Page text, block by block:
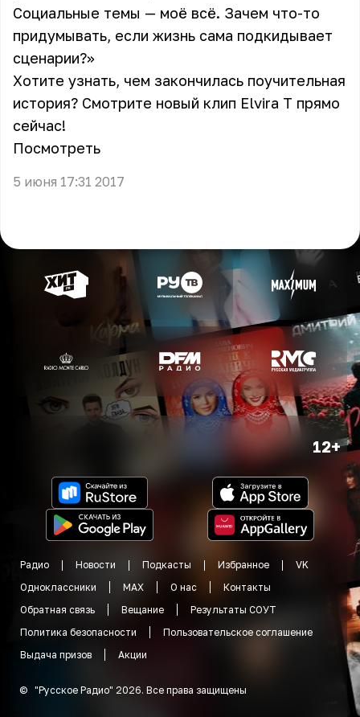
Социальные темы — моё всё. Зачем что-то
придумывать, если жизнь сама подкидывает
сценарии?»
Хотите узнать, чем закончилась поучительная
история? Смотрите новый клип Elvira T прямо
сейчас!
Посмотреть
5 июня 17:31 2017
12+
Радио Новости Подкасты Избранное
VK
Одноклассники
MAX О нас
Контакты
Обратная связь
Вещание
Результаты СОУТ
Политика безопасности
Пользовательское соглашение
Выдача призов
Акции
© "Русское Радио" 2026. Все права защищены